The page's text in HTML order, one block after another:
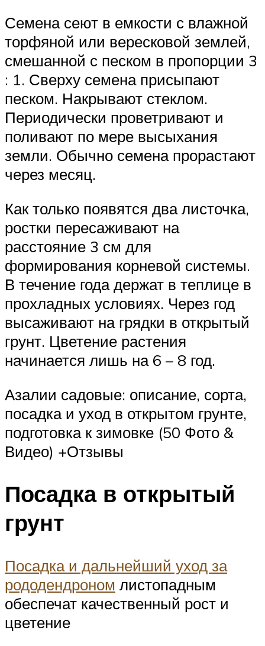
Семена сеют в емкости с влажной
торфяной или вересковой землей,
смешанной с песком в пропорции 3
: 1. Сверху семена присыпают
песком. Накрывают стеклом.
Периодически проветривают и
поливают по мере высыхания
земли. Обычно семена прорастают
через месяц.
Как только появятся два листочка,
ростки пересаживают на
расстояние 3 см для
формирования корневой системы.
В течение года держат в теплице в
прохладных условиях. Через год
высаживают на грядки в открытый
грунт. Цветение растения
начинается лишь на 6 – 8 год.
Азалии садовые: описание, сорта,
посадка и уход в открытом грунте,
подготовка к зимовке (50 Фото &
Видео) +Отзывы
Посадка в открытый
грунт
Посадка и дальнейший уход за
рододендроном листопадным
обеспечат качественный рост и
цветение